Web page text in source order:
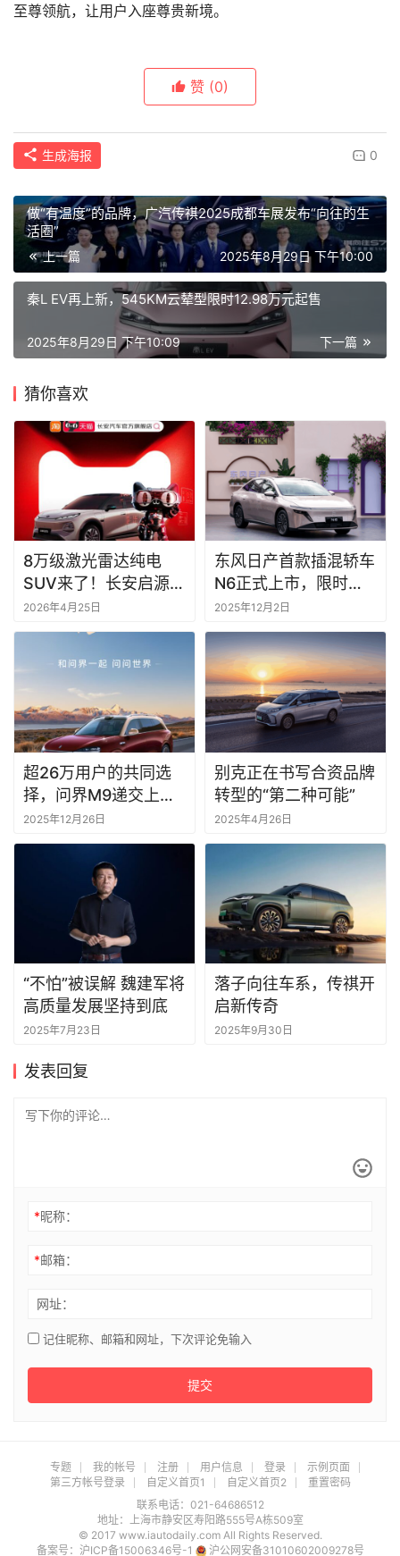
至尊领航，让用户入座尊贵新境。
赞 (0)
生成海报 0
做“有温度”的品牌，广汽传祺2025成都车展发布“向往的生
活圈”
上一篇 2025年8月29日 下午10:00
秦L EV再上新，545KM云辇型限时12.98万元起售
下一篇
2025年8月29日 下午10:09
猜你喜欢
8万级激光雷达纯电
SUV来了！长安启源
Q05激光极智版天猫首
发，补贴后8.99万起
2026年4月25日
东风日产首款插混轿车
N6正式上市，限时权
益价9.19万起！
2025年12月2日
超26万用户的共同选
择，问界M9递交上市
两周年高分答卷
2025年12月26日
别克正在书写合资品牌
转型的“第二种可能”
2025年4月26日
“不怕”被误解 魏建军将
高质量发展坚持到底
2025年7月23日
落子向往车系，传祺开
启新传奇
2025年9月30日
发表回复
*昵称：
*邮箱：
网址：
记住昵称、邮箱和网址，下次评论免输入
提交
专题 我的帐号 注册 用户信息 登录
示例页面
第三方帐号登录
自定义首页1 自定义首页2
重置密码
联系电话：021-64686512
地址：上海市静安区寿阳路555号A栋509室
© 2017 www.iautodaily.com All Rights Reserved.
备案号： 沪ICP备15006346号-1 沪公网安备31010602009278号